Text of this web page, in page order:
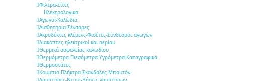
Φίλτρα-Σίτες
Ηλεκτρολογικά
Αγωγοί-Καλώδια
Αισθητήρια-Σένσορες
Ακροδέκτες κλέμενς-Φισέτες-Σύνδεσμοι αγωγών
Διακόπτες ηλεκτρικοί και αερίου
Θερμικά ασφαλείας καλωδίου
Θερμόμετρα-Πιεσόμετρα-Υγρόμετρα-Καταγραφικά
Θερμοστάτες
Κουμπιά-Πλήκτρα-Σκανδάλες-Μπουτόν